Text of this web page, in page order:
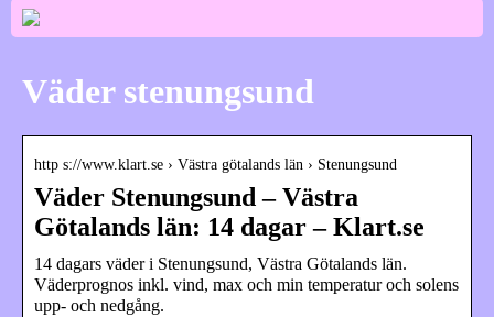
Väder stenungsund
http s://www.klart.se › Västra götalands län › Stenungsund
Väder Stenungsund – Västra
Götalands län: 14 dagar – Klart.se
14 dagars väder i Stenungsund, Västra Götalands län.
Väderprognos inkl. vind, max och min temperatur och solens
upp- och nedgång.